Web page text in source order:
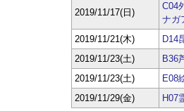
2019/11/17(日)
C04
ナガ
2019/11/21(木)
D14
2019/11/23(土)
B36
2019/11/23(土)
E08
2019/11/29(金)
H07